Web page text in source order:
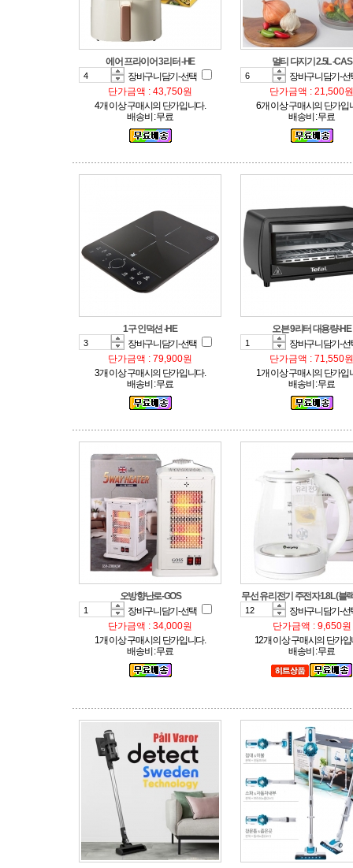
에어 프라이어 3리터 -HE
장바구니담기-선택
단가금액 : 43,750원
4개 이상 구매시의 단가입니다.
배송비 : 무료
멀티 다지기 2.5L -CAS
장바구니담기-
단가금액 : 21,500원
6개 이상 구매시의 단가입
배송비 : 무료
1구 인덕션 -HE
장바구니담기-선택
단가금액 : 79,900원
3개 이상 구매시의 단가입니다.
배송비 : 무료
오븐 9리터 대용량-HE
장바구니담기-
단가금액 : 71,550원
1개 이상 구매시의 단가입
배송비 : 무료
오방향난로-GOS
장바구니담기-선택
단가금액 : 34,000원
1개 이상 구매시의 단가입니다.
배송비 : 무료
무선 유리전기 주전자1.8L (블
장바구니담기-
단가금액 : 9,650원
12개 이상 구매시의 단가입
배송비 : 무료